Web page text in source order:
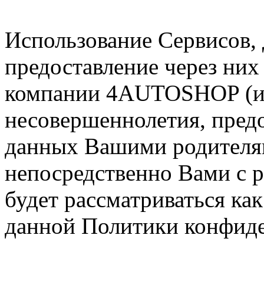
Использование
предоставление через
компании 4AUTOSHOP
несовершеннолетия,
данных Вашими
непосредственно Вами с
будет рассматриваться
данной Политики